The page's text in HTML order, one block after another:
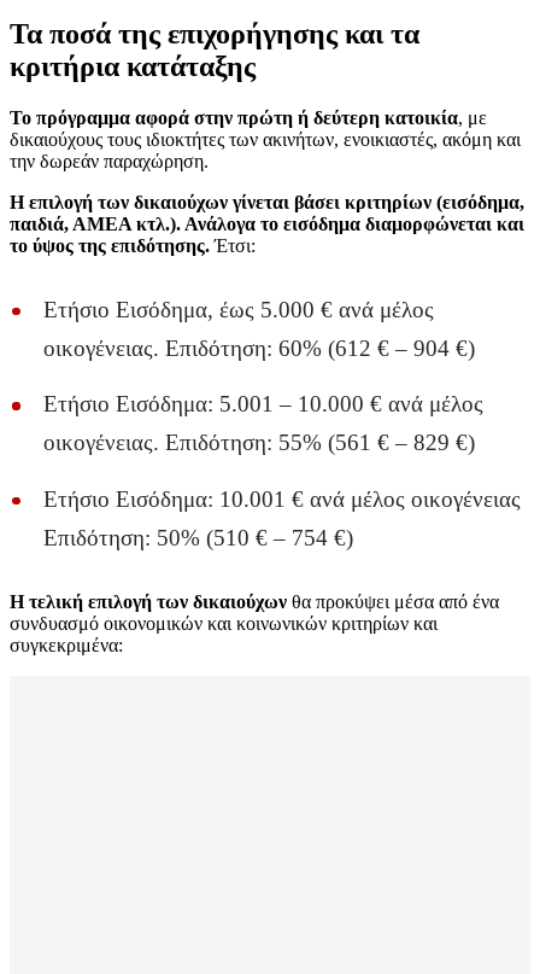
Τα ποσά της επιχορήγησης και τα
κριτήρια κατάταξης
Το πρόγραμμα αφορά στην πρώτη ή δεύτερη κατοικία, με
δικαιούχους τους ιδιοκτήτες των ακινήτων, ενοικιαστές, ακόμη και
την δωρεάν παραχώρηση.
Η επιλογή των δικαιούχων γίνεται βάσει κριτηρίων (εισόδημα,
παιδιά, ΑΜΕΑ κτλ.). Ανάλογα το εισόδημα διαμορφώνεται και
το ύψος της επιδότησης.Έτσι:
Ετήσιο Εισόδημα, έως 5.000 € ανά μέλος
οικογένειας. Επιδότηση: 60% (612 € – 904 €)
Ετήσιο Εισόδημα: 5.001 – 10.000 € ανά μέλος
οικογένειας. Επιδότηση: 55% (561 € – 829 €)
Ετήσιο Εισόδημα: 10.001 € ανά μέλος οικογένειας
Επιδότηση: 50% (510 € – 754 €)
Η τελική επιλογή των δικαιούχων θα προκύψει μέσα από ένα
συνδυασμό οικονομικών και κοινωνικών κριτηρίων και
συγκεκριμένα: